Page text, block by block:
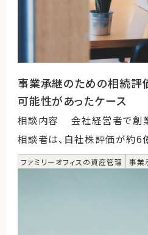
事業承継のための相続評
可能性があったケース
相談内容 会社経営者で創
相談者は、自社株評価が約6
ファミリーオフィスの資産管理 事業